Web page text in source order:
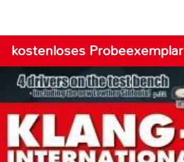
kostenloses Probeexemplar